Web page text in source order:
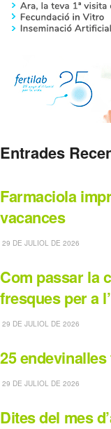
Entrades
Farmaciola
vacances
29 DE JULIOL DE 2026
Com passar la
fresques per a
29 DE JULIOL DE 2026
25
29 DE JULIOL DE 2026
Dites del mes